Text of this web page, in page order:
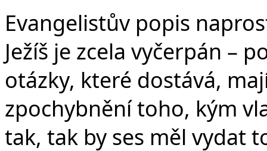
Evangelistův popis
Ježíš je zcela vyčerpán –
otázky, které dostává,
zpochybnění toho, kým
tak, tak by ses měl vydat